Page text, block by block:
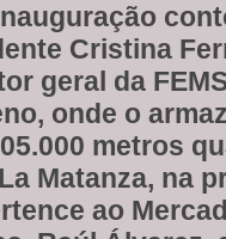
Cristina
geral da
onde o
metros
Matanza, na
ao